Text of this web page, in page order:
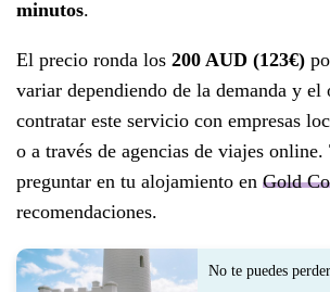
minutos.
El precio ronda los 200 AUD (123€)
variar dependiendo de la demanda y el
contratar este servicio con empresas
o a través de agencias de viajes online.
preguntar en tu alojamiento en Gold
recomendaciones.
No te puedes